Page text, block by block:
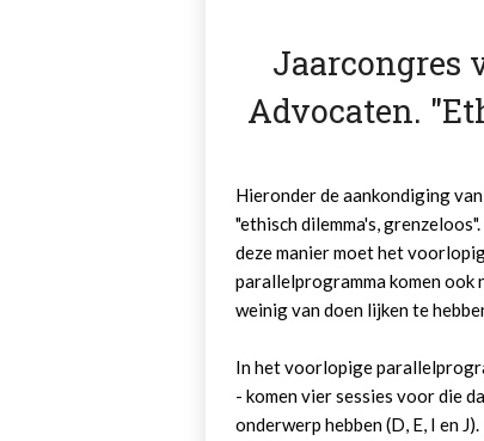
Jaarcongres
Advocaten.
Hieronder de aankondiging
"ethisch dilemma's,
deze manier moet het
parallelprogramma komen ook
weinig van doen lijken te
In het voorlopige
- komen vier sessies voor die
onderwerp hebben (D, E, I en J).